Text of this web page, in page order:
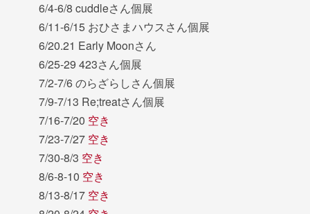
6/4-6/8 cuddleさん個展
6/11-6/15 おひさまハウスさん個展
6/20.21 Early Moonさん
6/25-29 423さん個展
7/2-7/6 のらざらしさん個展
7/9-7/13 Re;treatさん個展
7/16-7/20 空き
7/23-7/27 空き
7/30-8/3 空き
8/6-8-10 空き
8/13-8/17 空き